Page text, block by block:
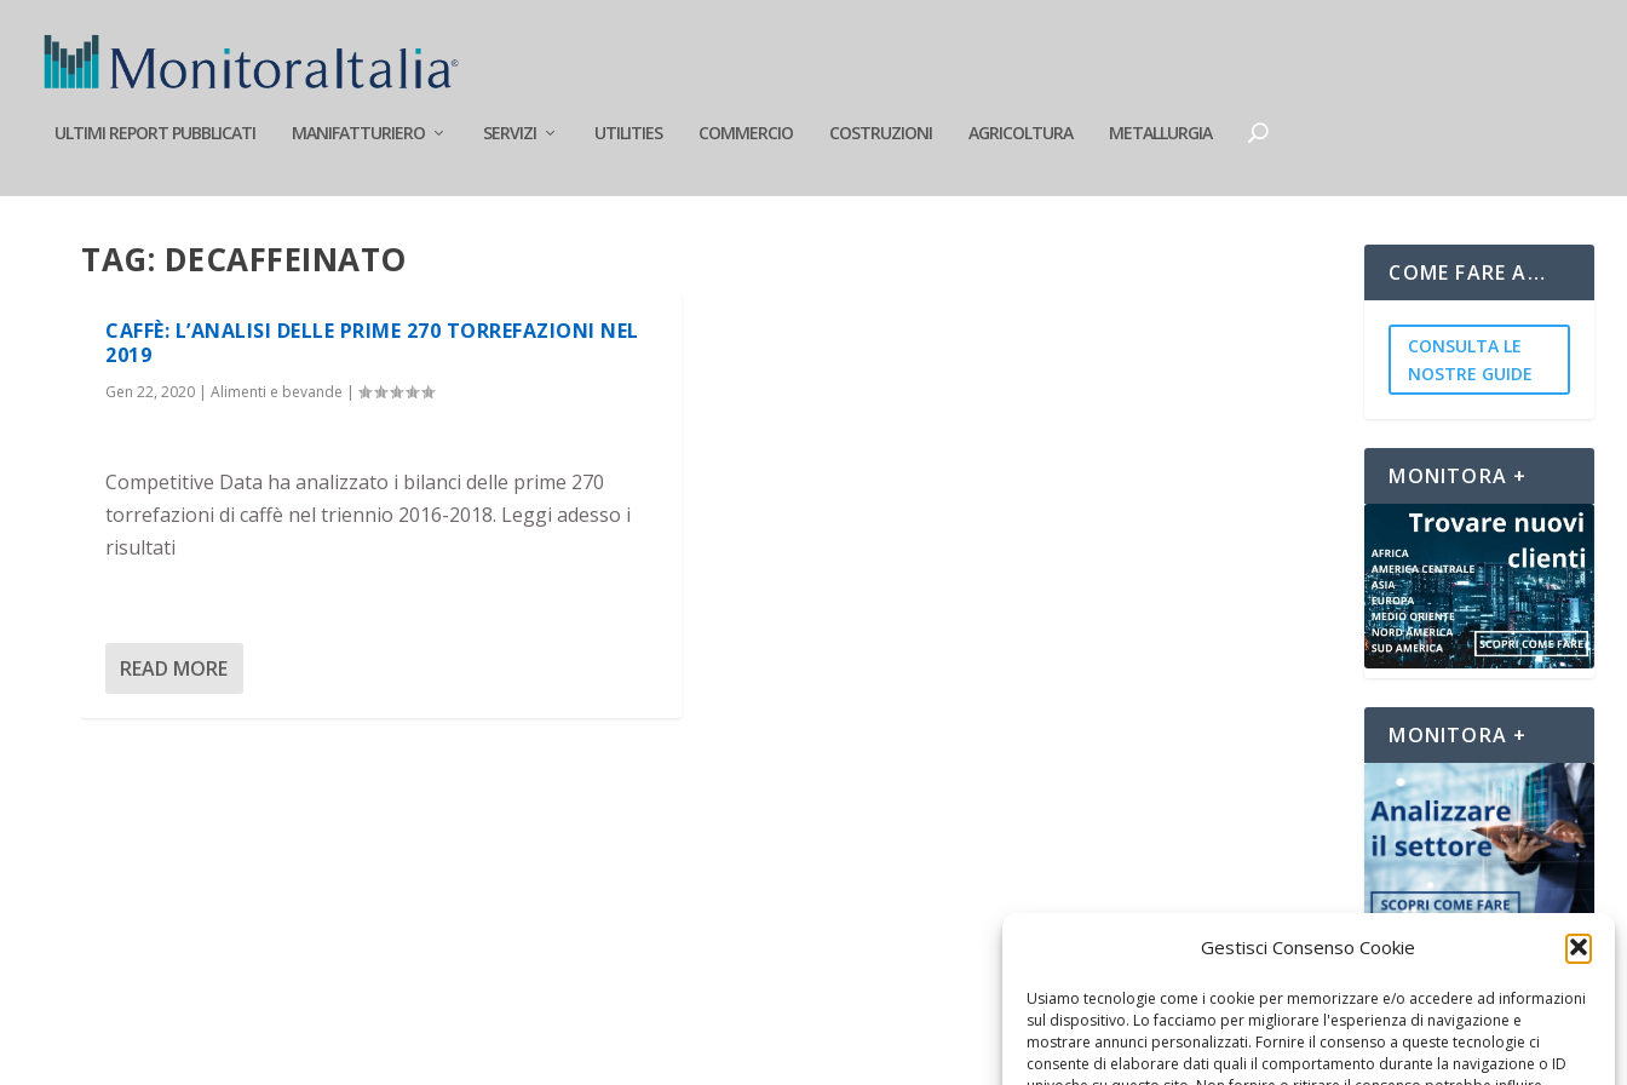
Gestisci Consenso Cookie
Usiamo tecnologie come i cookie per memorizzare e/o accedere ad informazioni
sul dispositivo. Lo facciamo per migliorare l'esperienza di navigazione e
mostrare annunci personalizzati. Fornire il consenso a queste tecnologie ci
consente di elaborare dati quali il comportamento durante la navigazione o ID
ULTIMI REPORT PUBBLICATI MANIFATTURIERO SERVIZI UTILITIES COMMERCIO COSTRUZIONI AGRICOLTURA METALLURGIA
TAG: DECAFFEINATO
CAFFÈ: L’ANALISI DELLE PRIME 270 TORREFAZIONI NEL
2019
Gen 22, 2020 |Alimenti e bevande |
Competitive Data ha analizzato i bilanci delle prime 270
torrefazioni di caffè nel triennio 2016-2018. Leggi adesso i
risultati
READ MORE
COME FARE A…
CONSULTA LE
NOSTRE GUIDE
MONITORA +
MONITORA +
MONITORA +